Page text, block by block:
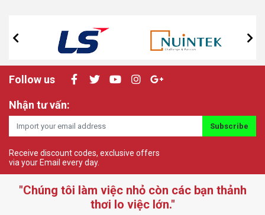
Follow us
Nhận tư vấn:
Subscribe
Receive discount codes, exclusive offers
via your Email every day.
"Chúng tôi làm việc nhỏ còn các bạn thảnh
thơi lo việc lớn."